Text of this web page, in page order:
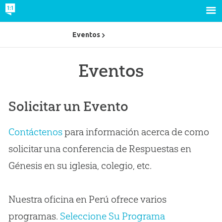
Eventos
Solicitar un Evento
Contáctenospara información acerca de como
solicitar una conferencia de Respuestas en
Génesis en su iglesia, colegio, etc.
Nuestra oficina en Perú ofrece varios
programas. Seleccione Su Programa
Eventos